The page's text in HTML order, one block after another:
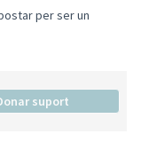
per ser un
suport